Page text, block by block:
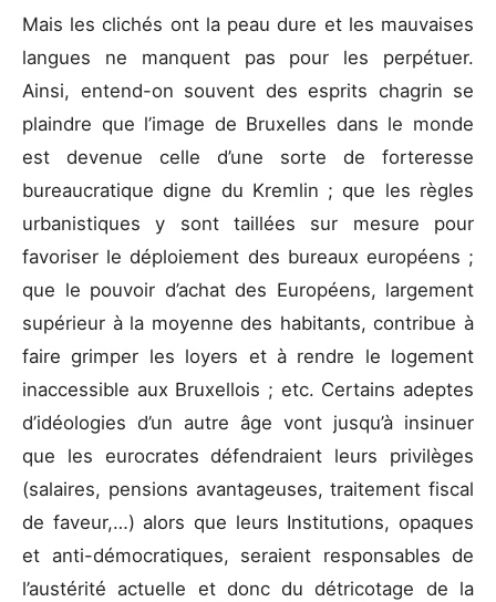
Mais les clichés ont la peau dure et les mauvaises
langues ne manquent pas pour les perpétuer.
Ainsi, entend-on souvent des esprits chagrin se
plaindre que l’image de Bruxelles dans le monde
est devenue celle d’une sorte de forteresse
bureaucratique digne du Kremlin ; que les règles
urbanistiques y sont taillées sur mesure pour
favoriser le déploiement des bureaux européens ;
que le pouvoir d’achat des Européens, largement
supérieur à la moyenne des habitants, contribue à
faire grimper les loyers et à rendre le logement
inaccessible aux Bruxellois ; etc. Certains adeptes
d’idéologies d’un autre âge vont jusqu’à insinuer
que les eurocrates défendraient leurs privilèges
(salaires, pensions avantageuses, traitement fiscal
de faveur,…) alors que leurs Institutions, opaques
et anti-démocratiques, seraient responsables de
l’austérité actuelle et donc du détricotage de la